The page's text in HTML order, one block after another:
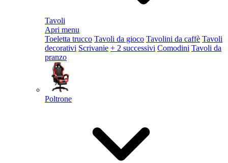
Tavoli
Apri menu
Toeletta trucco Tavoli da gioco Tavolini da caffè Tavoli
decorativi Scrivanie + 2 successivi Comodini Tavoli da
pranzo
Poltrone